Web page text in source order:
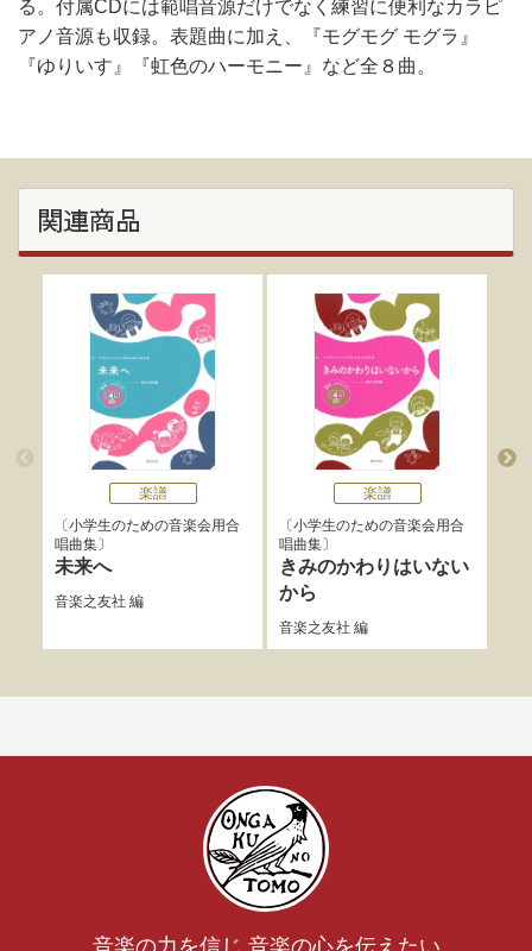
る。付属CDには範唱音源だけでなく練習に便利なカラピ
アノ音源も収録。表題曲に加え、『モグモグ モグラ』
『ゆりいす』『虹色のハーモニー』など全８曲。
関連商品
楽譜
小学生のための音楽会用合
唱曲集
未来へ
音楽之友社 編
楽譜
小学生のための音楽会用合
唱曲集
きみのかわりはいない
から
音楽之友社 編
音楽の力を信じ 音楽の心を伝えたい